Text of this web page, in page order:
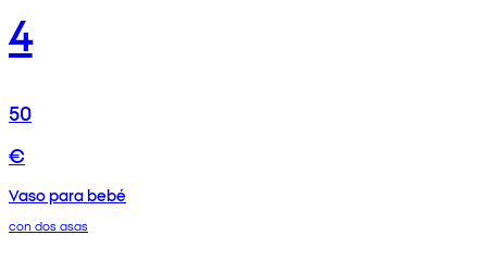
4
50
€
Vaso para bebé
con dos asas